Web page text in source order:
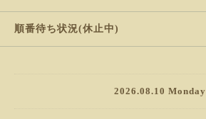
順番待ち状況(休止中)
2026.08.10 Monday